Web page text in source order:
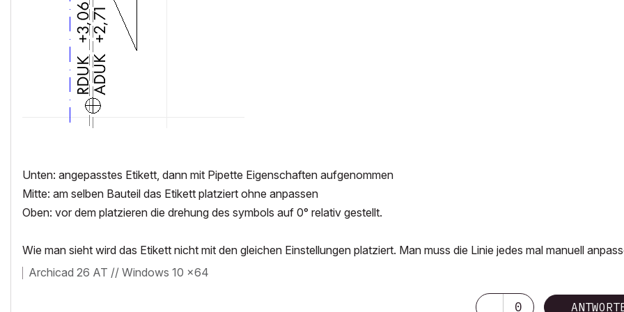
Unten: angepasstes Etikett, dann mit Pipette Eigenschaften aufgenommen
Mitte: am selben Bauteil das Etikett platziert ohne anpassen
Oben: vor dem platzieren die drehung des symbols auf 0° relativ gestellt.
Wie man sieht wird das Etikett nicht mit den gleichen Einstellungen platziert. Man muss die Linie jedes mal manuell
Archicad 26 AT // Windows 10 x64
0